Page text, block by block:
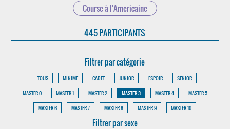
Course à l'Americaine
445 PARTICIPANTS
Filtrer par catégorie
TOUS MINIME CADET JUNIOR ESPOIR
SENIOR
MASTER 0
MASTER 1 MASTER 2 MASTER 3 MASTER 4
MASTER 5
MASTER 6
MASTER 7 MASTER 8 MASTER 9 MASTER 10
Filtrer par sexe